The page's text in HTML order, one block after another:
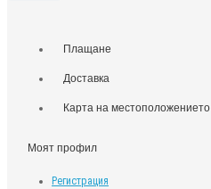
Плащане
Доставка
Карта на местоположението
Моят профил
Регистрация